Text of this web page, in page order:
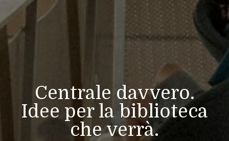
Centrale davvero.
Idee per la biblioteca
che verrà.